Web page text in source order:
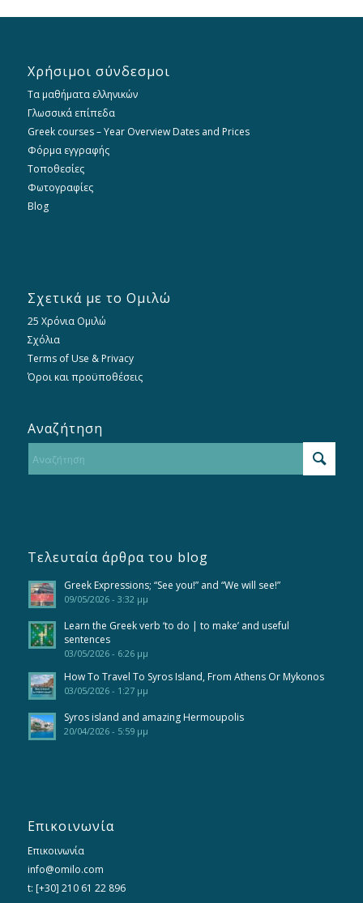
Χρήσιμοι σύνδεσμοι
Τα μαθήματα ελληνικών
Γλωσσικά επίπεδα
Greek courses – Year Overview Dates and Prices
Φόρμα εγγραφής
Τοποθεσίες
Φωτογραφίες
Blog
Σχετικά με το Ομιλώ
25 Χρόνια Ομιλώ
Σχόλια
Terms of Use & Privacy
Όροι και προϋποθέσεις
Αναζήτηση
Τελευταία άρθρα του blog
Greek Expressions; “See you!” and “We will see!”
09/05/2026 - 3:32 μμ
Learn the Greek verb ‘to do | to make’ and useful
sentences
03/05/2026 - 6:26 μμ
How To Travel To Syros Island, From Athens Or Mykonos
03/05/2026 - 1:27 μμ
Syros island and amazing Hermoupolis
20/04/2026 - 5:59 μμ
Επικοινωνία
Επικοινωνία
info@omilo.com
t: [+30] 210 61 22 896